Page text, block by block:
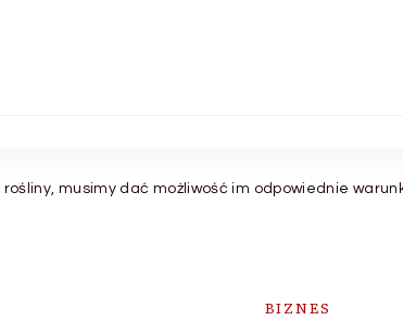
musimy dać możliwość im odpowiednie
BIZNES